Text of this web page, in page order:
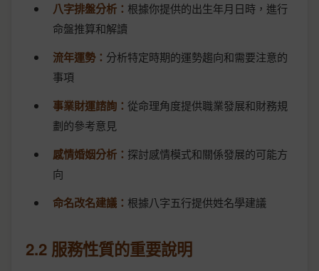
八字排盤分析： 根據你提供的出生年月日時，進行
命盤推算和解讀
流年運勢： 分析特定時期的運勢趨向和需要注意的
事項
事業財運諮詢： 從命理角度提供職業發展和財務規
劃的參考意見
感情婚姻分析： 探討感情模式和關係發展的可能方
向
命名改名建議： 根據八字五行提供姓名學建議
2.2 服務性質的重要說明